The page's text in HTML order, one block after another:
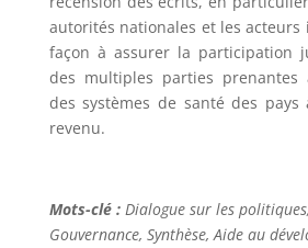
autorités nationales et les acteurs
façon à assurer la participation
des multiples parties prenantes
des systèmes de santé des
revenu.
Mots-clé : Dialogue sur les
Gouvernance, Synthèse, Aide au